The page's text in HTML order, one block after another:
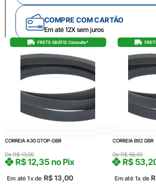
COMPRE COM CARTÃO
Em até 12X sem juros
FRETE GRÁTIS Consulte*
CORREIA A30 GTOP-GBR
DeR$13,00
Em até 1x de R$13,00
R$12,35 no Pix
CORREIA B92 GBR
DeR$56,00
Em até 1x de
R$